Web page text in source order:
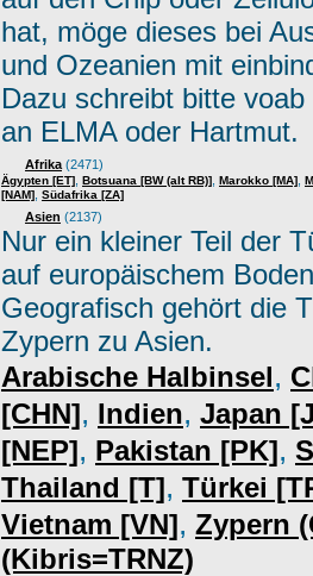
hat, möge dieses bei
und Ozeanien mit
Dazu schreibt bitte
an ELMA oder Hartmut.
Afrika (2471)
Ägypten [ET] Botsuana [BW (alt RB)] Marokko [MA]
[NAM] Südafrika [ZA]
Asien (2137)
Nur ein kleiner Teil der
auf europäischem
Geografisch gehört die
Zypern zu Asien.
Arabische Halbinsel,
[CHN], Indien, Japan
[NEP], Pakistan [PK],
Thailand [T], Türkei
Vietnam [VN], Zypern
(Kibris=TRNZ)